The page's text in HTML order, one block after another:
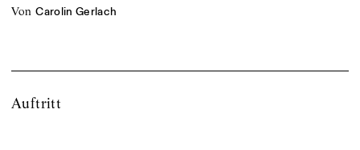
von Carolin Gerlach
Auftritt